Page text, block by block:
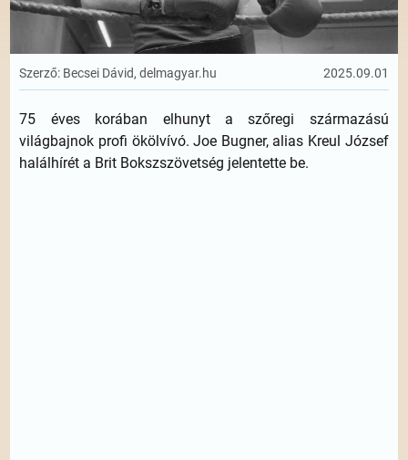
Szerző: Becsei Dávid, delmagyar.hu 2025.09.01
75 éves korában elhunyt a szőregi származású
világbajnok profi ökölvívó. Joe Bugner, alias Kreul József
halálhírét a Brit Bokszszövetség jelentette be.